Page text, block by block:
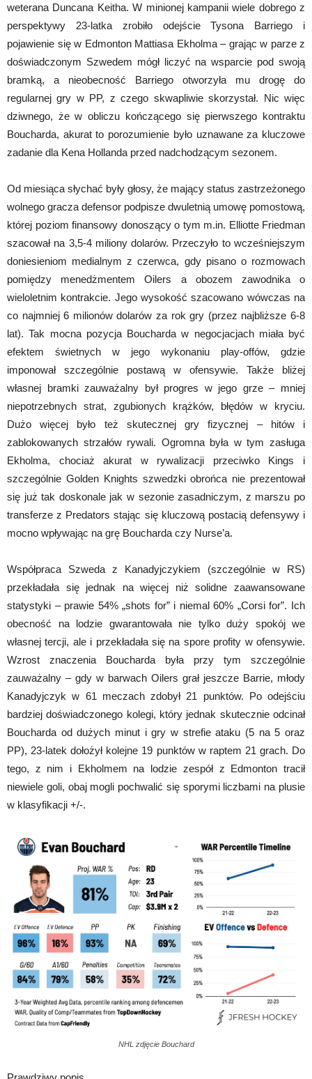
weterana Duncana Keitha. W minionej kampanii wiele dobrego z
perspektywy 23-latka zrobiło odejście Tysona Barriego i
pojawienie się w Edmonton Mattiasa Ekholma – grając w parze z
doświadczonym Szwedem mógł liczyć na wsparcie pod swoją
bramką, a nieobecność Barriego otworzyła mu drogę do
regularnej gry w PP, z czego skwapliwie skorzystał. Nic więc
dziwnego, że w obliczu kończącego się pierwszego kontraktu
Boucharda, akurat to porozumienie było uznawane za kluczowe
zadanie dla Kena Hollanda przed nadchodzącym sezonem.
Od miesiąca słychać były głosy, że mający status zastrzeżonego
wolnego gracza defensor podpisze dwuletnią umowę pomostową,
której poziom finansowy donoszący o tym m.in. Elliotte Friedman
szacował na 3,5-4 miliony dolarów. Przeczyło to wcześniejszym
doniesieniom medialnym z czerwca, gdy pisano o rozmowach
pomiędzy menedżmentem Oilers a obozem zawodnika o
wieloletnim kontrakcie. Jego wysokość szacowano wówczas na
co najmniej 6 milionów dolarów za rok gry (przez najbliższe 6-8
lat). Tak mocna pozycja Boucharda w negocjacjach miała być
efektem świetnych w jego wykonaniu play-offów, gdzie
imponował szczególnie postawą w ofensywie. Także bliżej
własnej bramki zauważalny był progres w jego grze – mniej
niepotrzebnych strat, zgubionych krążków, błędów w kryciu.
Dużo więcej było też skutecznej gry fizycznej – hitów i
zablokowanych strzałów rywali. Ogromna była w tym zasługa
Ekholma, chociaż akurat w rywalizacji przeciwko Kings i
szczególnie Golden Knights szwedzki obrońca nie prezentował
się już tak doskonale jak w sezonie zasadniczym, z marszu po
transferze z Predators stając się kluczową postacią defensywy i
mocno wpływając na grę Boucharda czy Nurse’a.
Współpraca Szweda z Kanadyjczykiem (szczególnie w RS)
przekładała się jednak na więcej niż solidne zaawansowane
statystyki – prawie 54% „shots for” i niemal 60% „Corsi for”. Ich
obecność na lodzie gwarantowała nie tylko duży spokój we
własnej tercji, ale i przekładała się na spore profity w ofensywie.
Wzrost znaczenia Boucharda była przy tym szczególnie
zauważalny – gdy w barwach Oilers grał jeszcze Barrie, młody
Kanadyjczyk w 61 meczach zdobył 21 punktów. Po odejściu
bardziej doświadczonego kolegi, który jednak skutecznie odcinał
Boucharda od dużych minut i gry w strefie ataku (5 na 5 oraz
PP), 23-latek dołożył kolejne 19 punktów w raptem 21 grach. Do
tego, z nim i Ekholmem na lodzie zespół z Edmonton tracił
niewiele goli, obaj mogli pochwalić się sporymi liczbami na plusie
w klasyfikacji +/-.
NHL zdjęcie Bouchard